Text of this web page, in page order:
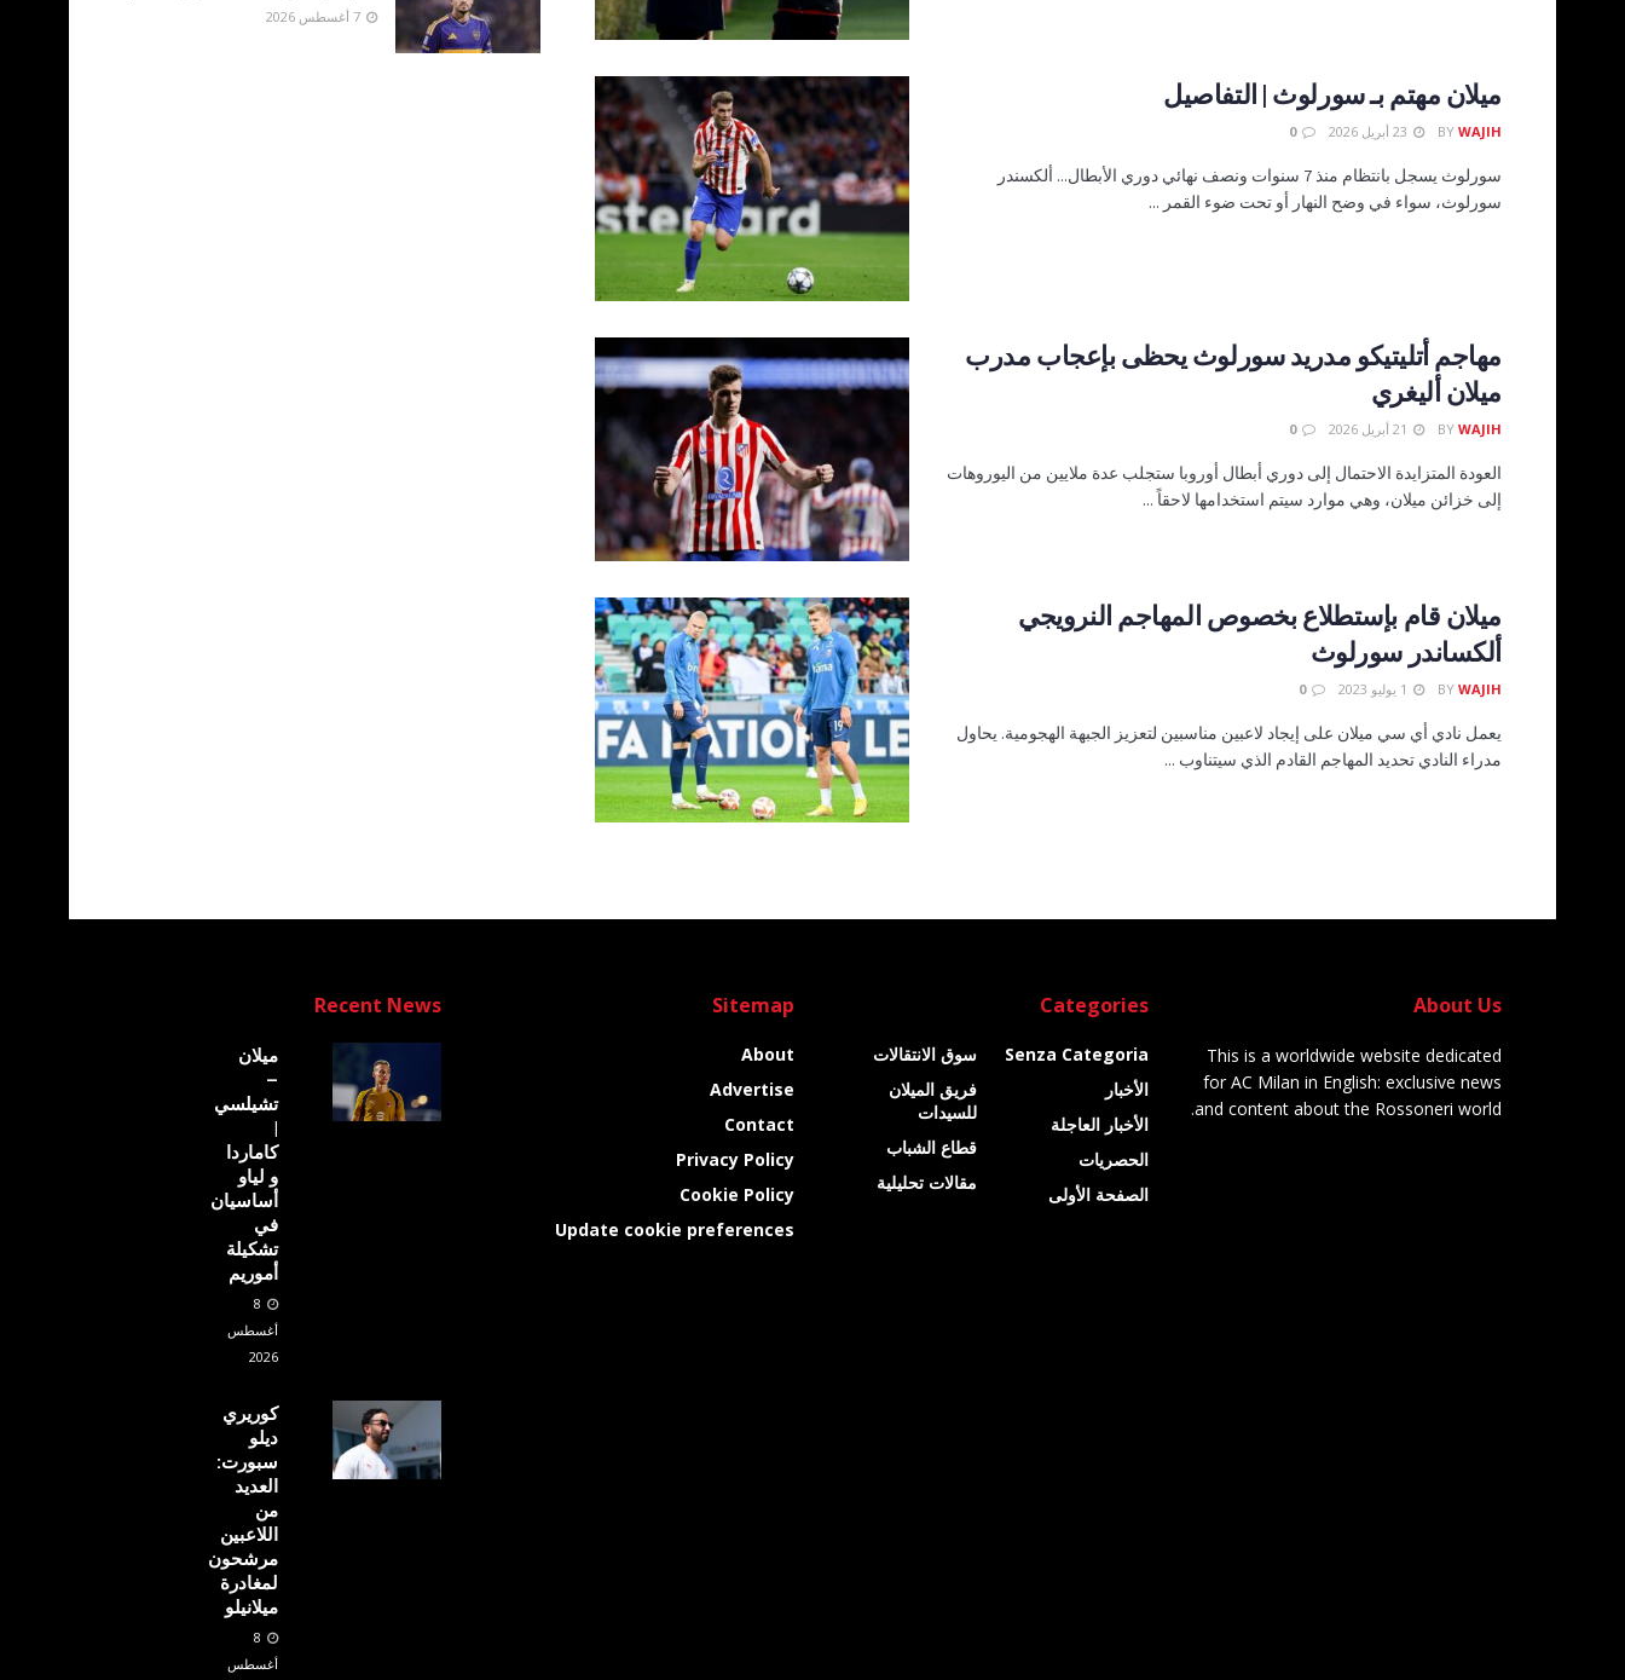
ميلان مهتم بـ سورلوث | التفاصيل
BY WAJIH
0
سورلوث يسجل بانتظام منذ 7 سنوات ونصف نهائي دوري الأبطال... ألكسندر
سورلوث، سواء في وضح النهار أو تحت ضوء القمر ...
مهاجم أتليتيكو مدريد سورلوث يحظى بإعجاب مدرب
ميلان أليغري
BY WAJIH
0
العودة المتزايدة الاحتمال إلى دوري أبطال أوروبا ستجلب عدة ملايين من اليوروهات
إلى خزائن ميلان، وهي موارد سيتم استخدامها لاحقاً ...
ميلان قام بإستطلاع بخصوص المهاجم النرويجي
ألكساندر سورلوث
BY WAJIH
0
يعمل نادي أي سي ميلان على إيجاد لاعبين مناسبين لتعزيز الجبهة الهجومية. يحاول
مدراء النادي تحديد المهاجم القادم الذي سيتناوب ...
About Us
This is a worldwide website dedicated
for AC Milan in English: exclusive news
and content about the Rossoneri world.
Categories
Senza Categoria
الأخبار
الأخبار العاجلة
الحصريات
الصفحة الأولى
سوق الانتقالات
فريق الميلان
للسيدات
قطاع الشباب
مقالات تحليلية
Sitemap
About
Advertise
Contact
Privacy Policy
Cookie Policy
Update cookie preferences
Recent News
ميلان
–
تشيلسي
|
كاماردا
و لياو
أساسيان
في
تشكيلة
أموريم
8
أغسطس
2026
كوريري
ديلو
سبورت:
العديد
من
اللاعبين
مرشحون
لمغادرة
ميلانيلو
8
أغسطس